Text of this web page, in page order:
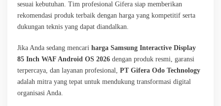
sesuai kebutuhan. Tim profesional Gifera siap memberikan
rekomendasi produk terbaik dengan harga yang kompetitif serta
dukungan teknis yang dapat diandalkan.
Jika Anda sedang mencari harga Samsung Interactive Display
85 Inch WAF Android OS 2026 dengan produk resmi, garansi
terpercaya, dan layanan profesional, PT Gifera Odo Technology
adalah mitra yang tepat untuk mendukung transformasi digital
organisasi Anda.